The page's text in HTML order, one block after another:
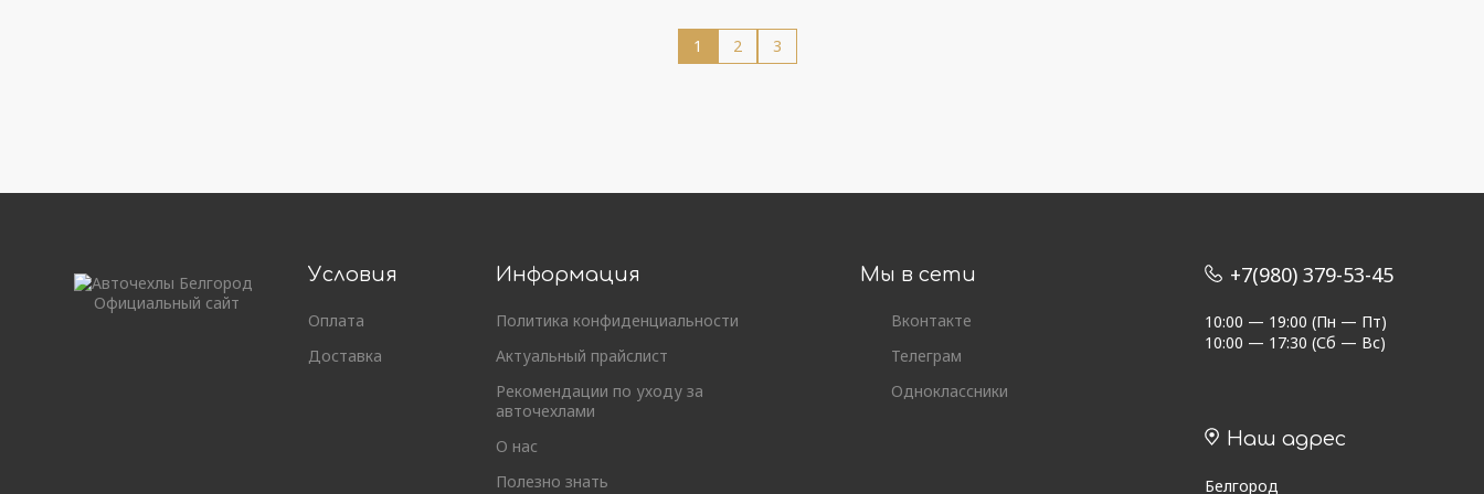
1 2 3
+7(980) 379-53-45
10:00 — 19:00 (Пн — Пт)
10:00 — 17:30 (Сб — Вс)
Наш адрес
Белгород
Официальный сайт
Условия
Оплата
Доставка
Информация
Политика конфиденциальности
Актуальный прайслист
Рекомендации по уходу за
авточехлами
О нас
Полезно знать
Мы в сети
Вконтакте
Телеграм
Одноклассники